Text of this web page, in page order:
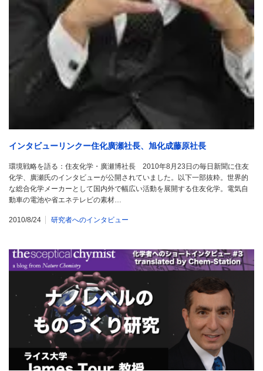
インタビューリンクー住化廣瀬社長、旭化成藤原社長
環境戦略を語る：住友化学・廣瀬博社長 2010年8月23日の毎日新聞に住友
化学、廣瀬氏のインタビューが公開されていました。以下一部抜粋。世界的
な総合化学メーカーとして国内外で幅広い活動を展開する住友化学。電気自
動車の電池や省エネテレビの素材…
2010/8/24 研究者へのインタビュー